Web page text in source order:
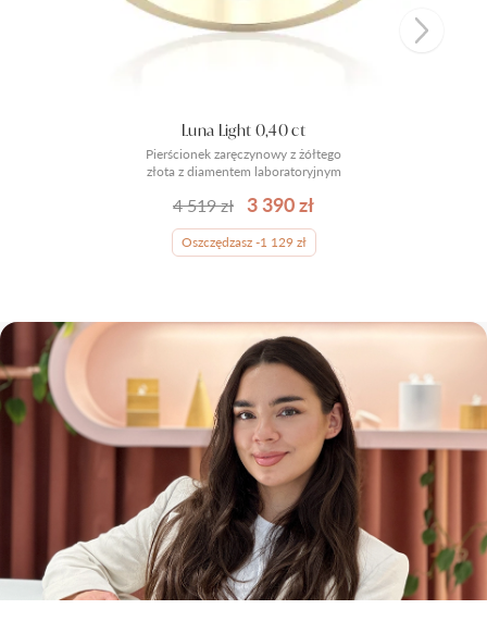
Pierścionek zaręczynowy z żółtego
złota z diamentem laboratoryjnym
Luna Light 0,40 ct
4 519 zł 3 390 zł
Oszczędzasz -1 129 zł